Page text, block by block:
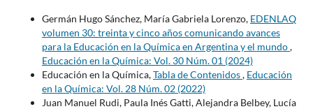
Germán Hugo Sánchez, María Gabriela Lorenzo, EDENLAQ
volumen 30: treinta y cinco años comunicando avances
para la Educación en la Química en Argentina y el mundo,
Educación en la Química: Vol. 30 Núm. 01 (2024)
Educación en la Química,Tabla de Contenidos, Educación
en la Química: Vol. 28 Núm. 02 (2022)
Juan Manuel Rudi, Paula Inés Gatti, Alejandra Belbey, Lucía